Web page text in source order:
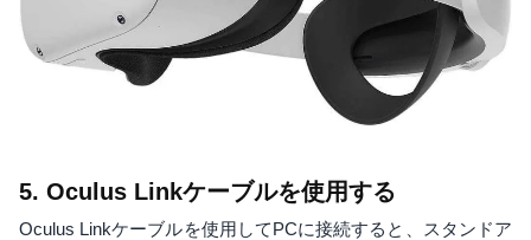
5. Oculus Linkケーブルを使用する
Oculus Linkケーブルを使用してPCに接続すると、スタンドア